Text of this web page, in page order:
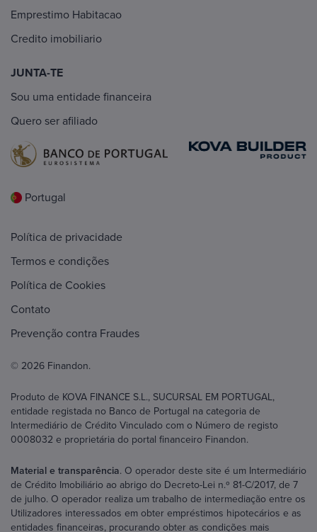
Emprestimo Habitacao
Credito imobiliario
JUNTA-TE
Sou uma entidade financeira
Quero ser afiliado
Portugal
Política de privacidade
Termos e condições
Política de Cookies
Contato
Prevenção contra Fraudes
© 2026 Finandon.
Produto de KOVA FINANCE S.L., SUCURSAL EM PORTUGAL,
entidade registada no Banco de Portugal na categoria de
Intermediário de Crédito Vinculado com o Número de registo
0008032 e proprietária do portal financeiro Finandon.
Material e transparência. O operador deste site é um Intermediário
de Crédito Imobiliário ao abrigo do Decreto-Lei n.º 81-C/2017, de 7
de julho. O operador realiza um trabalho de intermediação entre os
Utilizadores interessados em obter empréstimos hipotecários e as
entidades financeiras, procurando obter as condições mais